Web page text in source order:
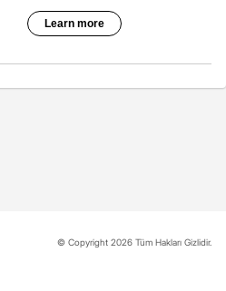
© Copyright 2026 Tüm Hakları Gizlidir.